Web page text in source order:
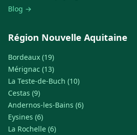
Blog →
Région Nouvelle Aquitaine
Bordeaux (19)
Mérignac (13)
La Teste-de-Buch (10)
Cestas (9)
Andernos-les-Bains (6)
Eysines (6)
La Rochelle (6)